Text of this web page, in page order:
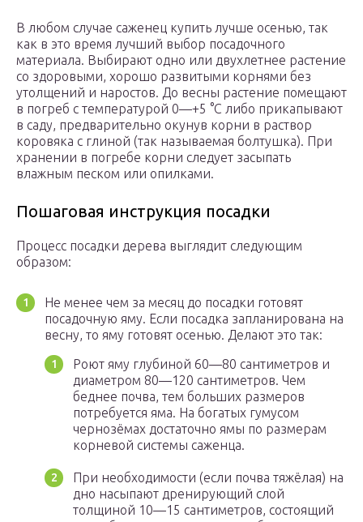
В любом случае саженец купить лучше осенью, так
как в это время лучший выбор посадочного
материала. Выбирают одно или двухлетнее растение
со здоровыми, хорошо развитыми корнями без
утолщений и наростов. До весны растение помещают
в погреб с температурой 0—+5 °C либо прикапывают
в саду, предварительно окунув корни в раствор
коровяка с глиной (так называемая болтушка). При
хранении в погребе корни следует засыпать
влажным песком или опилками.
Пошаговая инструкция посадки
Процесс посадки дерева выглядит следующим
образом:
Не менее чем за месяц до посадки готовят
посадочную яму. Если посадка запланирована на
весну, то яму готовят осенью. Делают это так:
Роют яму глубиной 60—80 сантиметров и
диаметром 80—120 сантиметров. Чем
беднее почва, тем больших размеров
потребуется яма. На богатых гумусом
чернозёмах достаточно ямы по размерам
корневой системы саженца.
При необходимости (если почва тяжёлая) на
дно насыпают дренирующий слой
толщиной 10—15 сантиметров, состоящий